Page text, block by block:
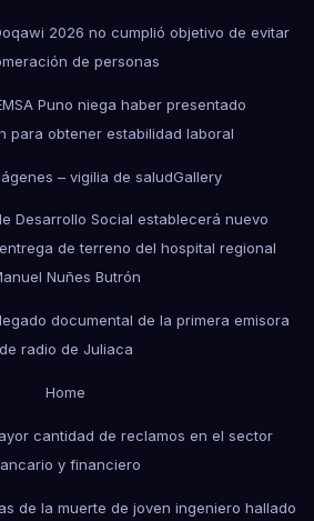
2026 no cumplió objetivo de evitar
de personas
Puno niega haber presentado
para obtener estabilidad laboral
– vigilia de saludGallery
Desarrollo Social establecerá nuevo
de terreno del hospital regional
Nuñes Butrón
documental de la primera emisora
de radio de Juliaca
Home
cantidad de reclamos en el sector
y financiero
de la muerte de joven ingeniero hallado